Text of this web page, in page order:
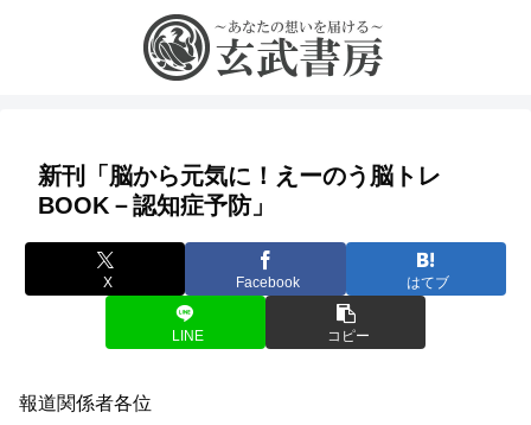
新刊「脳から元気に！えーのう脳トレ
BOOK－認知症予防」
X Facebook はてブ
LINE コピー
報道関係者各位